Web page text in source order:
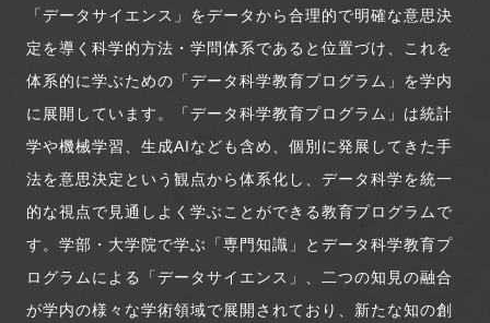
「データサイエンス」をデータから合理的で明確な意思決
定を導く科学的方法・学問体系であると位置づけ、これを
体系的に学ぶための「データ科学教育プログラム」を学内
に展開しています。「データ科学教育プログラム」は統計
学や機械学習、生成AIなども含め、個別に発展してきた手
法を意思決定という観点から体系化し、データ科学を統一
的な視点で見通しよく学ぶことができる教育プログラムで
す。学部・大学院で学ぶ「専門知識」とデータ科学教育プ
ログラムによる「データサイエンス」、二つの知見の融合
が学内の様々な学術領域で展開されており、新たな知の創